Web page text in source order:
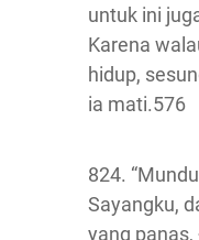
untuk ini
Karena
hidup,
ia mati.576
824.
Sayangku,
yang panas,